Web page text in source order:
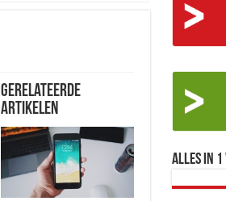
Gerelateerde
Artikelen
Alles in